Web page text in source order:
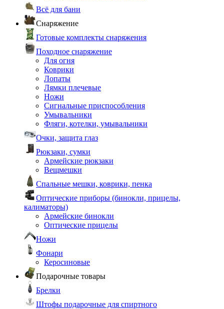
Всё для бани
Снаряжение
Готовые комплекты снаряжения
Походное снаряжение
Для огня
Коврики
Лопаты
Лямки плечевые
Ножи
Сигнальные приспособления
Умывальники
Фляги, котелки, умывальники
Очки, защита глаз
Рюкзаки, сумки
Армейские рюкзаки
Вещмешки
Спальные мешки, коврики, пенка
Оптические приборы (бинокли, прицелы,
калиматоры)
Армейские бинокли
Оптические прицелы
Ножи
Фонари
Керосиновые
Подарочные товары
Брелки
Штофы подарочные для спиртного